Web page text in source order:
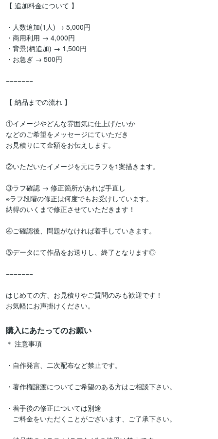
【 追加料金について 】
・人数追加(1人) → 5,000円
・商用利用 → 4,000円
・背景(柄追加) → 1,500円
・お急ぎ → 500円
−−−−−−−
【 納品までの流れ 】
①イメージやどんな雰囲気に仕上げたいか
などのご希望をメッセージにていただき
お見積りにて金額をお伝えします。
②いただいたイメージを元にラフを1案描きます。
③ラフ確認 → 修正箇所があれば手直し
※ラフ段階の修正は何度でもお受けしています。
納得のいくまで修正させていただきます！
④ご確認後、問題がなければ着手していきます。
⑤データにて作品をお送りし、終了となります◎
−−−−−−−
はじめての方、お見積りやご質問のみも歓迎です！
お気軽にお声掛けください。
購入にあたってのお願い
＊ 注意事項
・自作発言、二次配布など禁止です。
・著作権譲渡についてご希望のある方はご相談下さい。
・着手後の修正については別途
ご料金をいただくことがございます、ご了承下さい。